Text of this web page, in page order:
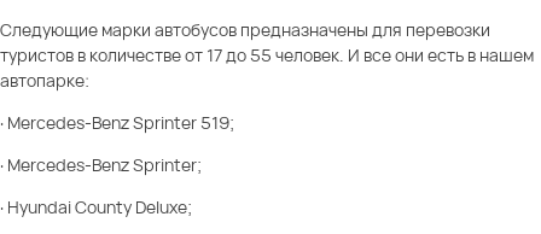
Следующие марки автобусов предназначены для перевозки
туристов в количестве от 17 до 55 человек. И все они есть в нашем
автопарке:
· Mercedes-Benz Sprinter 519;
· Mercedes-Benz Sprinter;
· Hyundai County Deluxe;